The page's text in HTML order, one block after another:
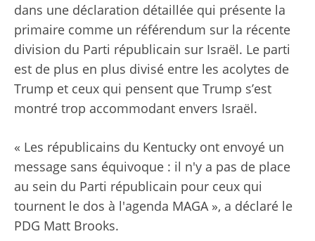
dans une déclaration détaillée qui présente la
primaire comme un référendum sur la récente
division du Parti républicain sur Israël. Le parti
est de plus en plus divisé entre les acolytes de
Trump et ceux qui pensent que Trump s’est
montré trop accommodant envers Israël.
« Les républicains du Kentucky ont envoyé un
message sans équivoque : il n'y a pas de place
au sein du Parti républicain pour ceux qui
tournent le dos à l'agenda MAGA », a déclaré le
PDG Matt Brooks.